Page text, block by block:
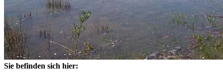
Sie befinden sich hier: